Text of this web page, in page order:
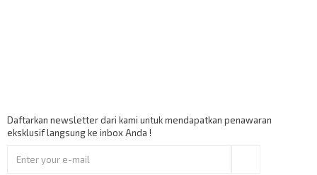
Daftarkan newsletter dari kami untuk mendapatkan penawaran
eksklusif langsung ke inbox Anda !